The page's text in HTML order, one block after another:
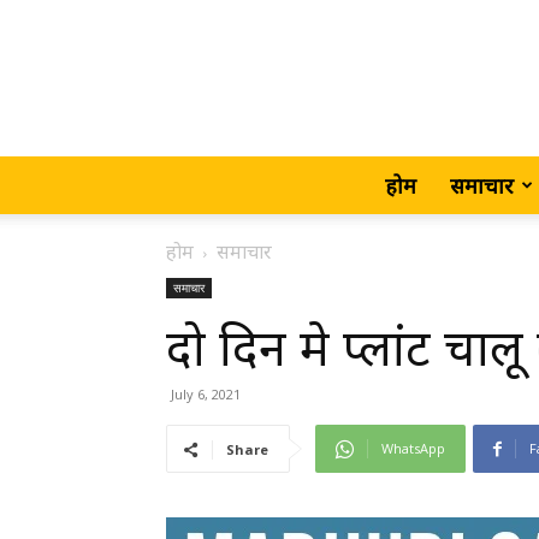
होम समाचार
होम समाचार
समाचार
दो दिन मे प्लांट
July 6, 2021
Share WhatsApp